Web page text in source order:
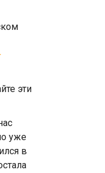
эти
уже
в